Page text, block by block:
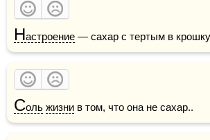
Настроение — сахар с тертым в
Соль жизни в том, что она не сахар..